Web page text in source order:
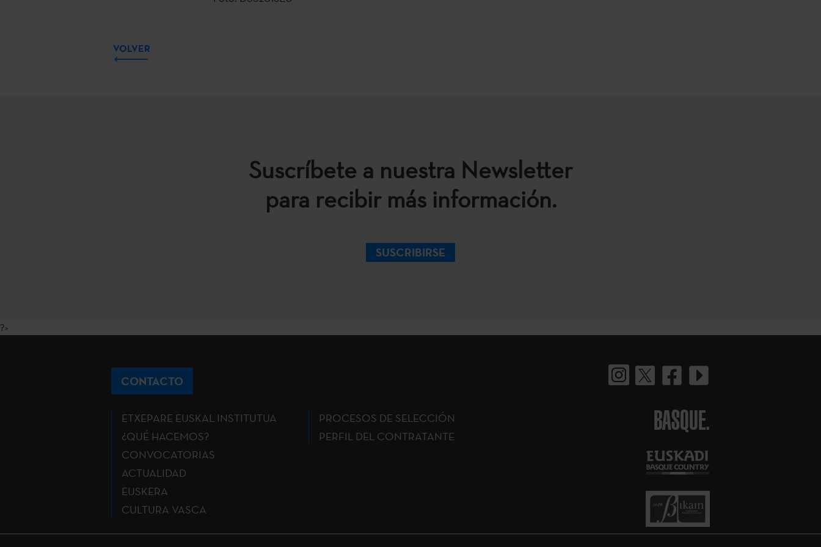
VOLVER
Suscríbete a nuestra Newsletter
para recibir más información.
SUSCRIBIRSE
?>
CONTACTO
ETXEPARE EUSKAL INSTITUTUA
¿QUÉ HACEMOS?
CONVOCATORIAS
ACTUALIDAD
EUSKERA
CULTURA VASCA
PROCESOS DE SELECCIÓN
PERFIL DEL CONTRATANTE
BASQUE.